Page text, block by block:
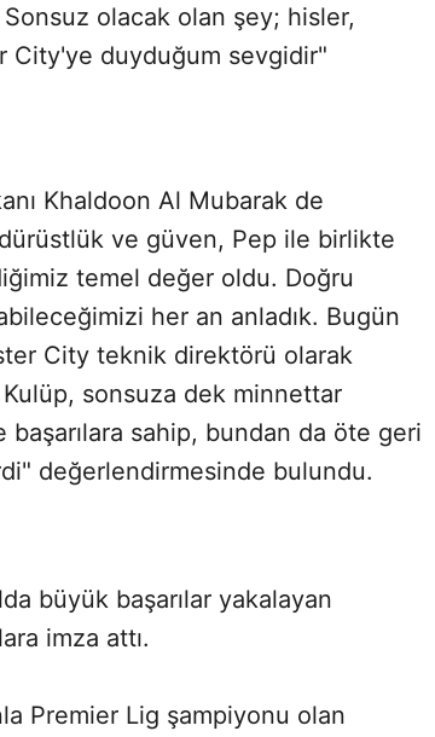
Sonsuz olacak olan şey; hisler,
City'ye duyduğum sevgidir"
Khaldoon Al Mubarak de
dürüstlük ve güven, Pep ile birlikte
temel değer oldu. Doğru
her an anladık. Bugün
City teknik direktörü olarak
Kulüp, sonsuza dek minnettar
başarılara sahip, bundan da öte geri
değerlendirmesinde bulundu.
büyük başarılar yakalayan
imza attı.
Premier Lig şampiyonu olan